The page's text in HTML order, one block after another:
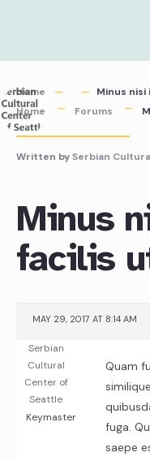
Home
Minus
Home
Forums
Written bySerbian
Minus
facilis
MAY 29, 2017 AT 8:14 AM
Serbian
Cultural
Center of
Seattle
Keymaster
Quam
fuga.
saepe